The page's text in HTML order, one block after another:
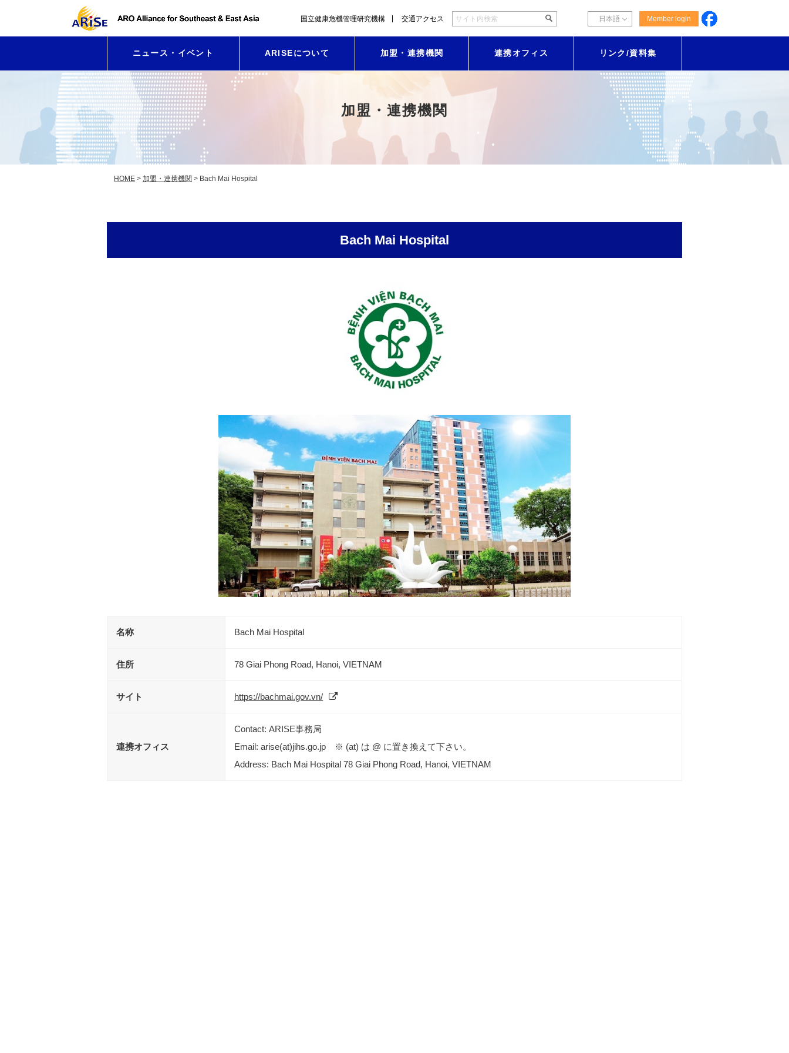
Member login
日本語
English
国立健康危機管理研究機構 交通アクセス
ニュース・イベント ARISEについて 加盟・連携機関 連携オフィス リンク/資料集
加盟・連携機関
HOME > 加盟・連携機関 > Bach Mai Hospital
Bach Mai Hospital
名称 Bach Mai Hospital
住所 78 Giai Phong Road, Hanoi, VIETNAM
サイト https://bachmai.gov.vn/
連携オフィス
Contact: ARISE事務局
Email: arise(at)jihs.go.jp ※ (at) は @ に置き換えて下さい。
Address: Bach Mai Hospital 78 Giai Phong Road, Hanoi, VIETNAM